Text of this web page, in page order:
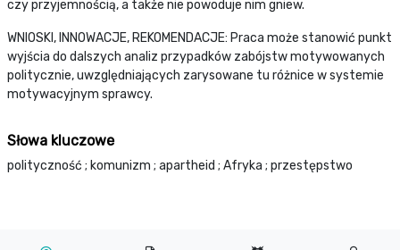
czy przyjemnością, a także nie powoduje nim gniew.
WNIOSKI, INNOWACJE, REKOMENDACJE: Praca może stanowić punkt
wyjścia do dalszych analiz przypadków zabójstw motywowanych
politycznie, uwzględniających zarysowane tu różnice w systemie
motywacyjnym sprawcy.
Słowa kluczowe
polityczność ; komunizm ; apartheid ; Afryka ; przestępstwo